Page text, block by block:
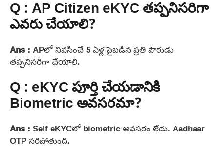
Q : AP Citizen eKYC తప్పనిసరిగా
ఎవరు చేయాలి?
Ans :APలో నివసించే 5 ఏళ్ల పైబడిన ప్రతి పౌరుడు
తప్పనిసరిగా చేయాలి.
Q : eKYC పూర్తి చేయడానికి
Biometric అవసరమా?
Ans :Self eKYCలో biometric అవసరం లేదు. Aadhaar
OTP సరిపోతుంది.